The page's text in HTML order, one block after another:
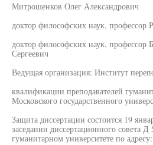
Митрошенков Олег Александрович
доктор философских наук,
доктор философских наук, профессор
Сергеевич
Ведущая организация: Институт
квалификации преподавателей
Московского государственного
Защита диссертации состоится 19
заседании диссертационного совета
гуманитарном университете по